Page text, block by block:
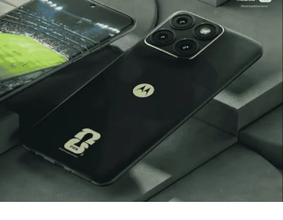
del nuevo ecosistema de
BRAVIA 9; BRAVIA 8 y BRAVIA 7
con tecnologías que dan colores y
a fin de preservar los detalles de las
las escenas más demandantes y el